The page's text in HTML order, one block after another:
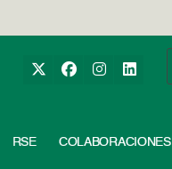
RSE COLABORACIONES